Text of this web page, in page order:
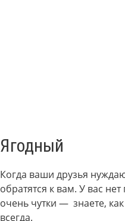
Ягодный
Когда ваши друзья
обратятся к вам. У вас
очень чутки — знаете,
всегда.